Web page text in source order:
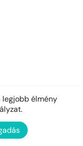
legjobb élmény